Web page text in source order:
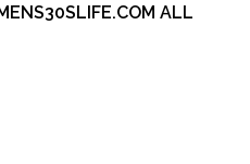
ALL